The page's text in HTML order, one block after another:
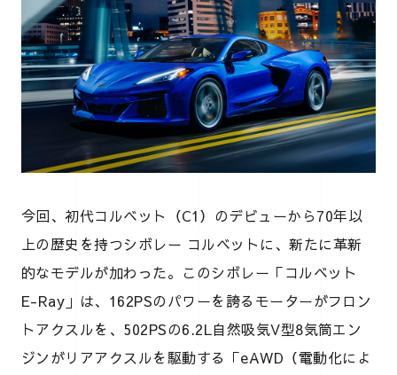
今回、初代コルベット（C1）のデビューから70年以
上の歴史を持つシボレー コルベットに、新たに革新
的なモデルが加わった。このシボレー「コルベット
E-Ray」は、162PSのパワーを誇るモーターがフロン
トアクスルを、502PSの6.2L自然吸気V型8気筒エン
ジンがリアアクスルを駆動する「eAWD（電動化によ